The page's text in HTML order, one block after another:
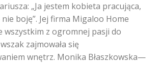
„Ja jestem kobieta pracująca,
boję”. Jej firma Migaloo Home
wszystkim z ogromnej pasji do
zajmowała się
wnętrz. Monika Błaszkowska—